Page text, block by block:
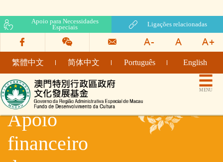
Apoio para Necessidades
Especiais
Ligações relacionadas
繁體中文 简体中文 Português English
Fundo de Desenvolvimento da Cultura
MENU
Apoio
financeiro